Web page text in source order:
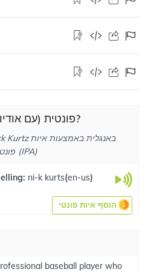
איך לבטא Nick Kurtz פונטית (עם אודיו)?
פונטי והאלפבית הפונטי הבינלאומי (IPA)
ni-k kurts(en-us)
הוסף איות פונטי
baseball player who